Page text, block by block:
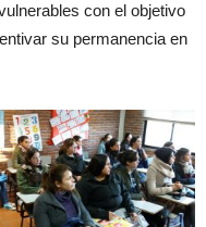
con el objetivo
su permanencia en